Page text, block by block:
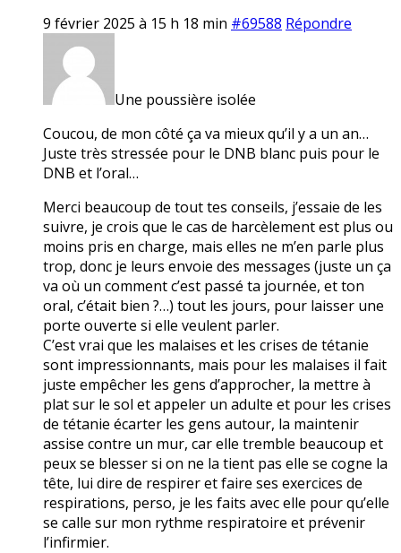
9 février 2025 à 15 h 18 min #69588 Répondre
Une poussière isolée
Coucou, de mon côté ça va mieux qu’il y a un an…
Juste très stressée pour le DNB blanc puis pour le
DNB et l’oral…
Merci beaucoup de tout tes conseils, j’essaie de les
suivre, je crois que le cas de harcèlement est plus ou
moins pris en charge, mais elles ne m’en parle plus
trop, donc je leurs envoie des messages (juste un ça
va où un comment c’est passé ta journée, et ton
oral, c’était bien ?…) tout les jours, pour laisser une
porte ouverte si elle veulent parler.
C’est vrai que les malaises et les crises de tétanie
sont impressionnants, mais pour les malaises il fait
juste empêcher les gens d’approcher, la mettre à
plat sur le sol et appeler un adulte et pour les crises
de tétanie écarter les gens autour, la maintenir
assise contre un mur, car elle tremble beaucoup et
peux se blesser si on ne la tient pas elle se cogne la
tête, lui dire de respirer et faire ses exercices de
respirations, perso, je les faits avec elle pour qu’elle
se calle sur mon rythme respiratoire et prévenir
l’infirmier.